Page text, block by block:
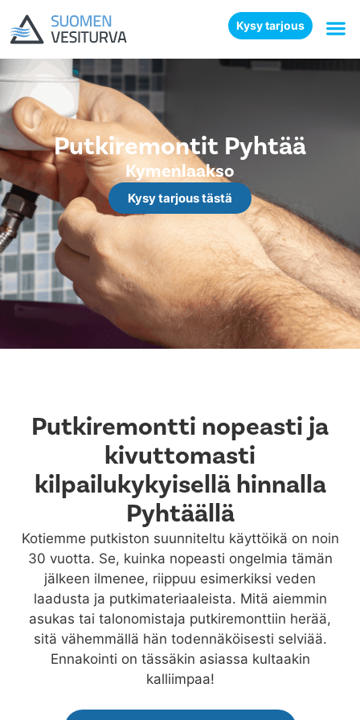
Kysy tarjous
Putkiremontit Pyhtää
Kymenlaakso
Kysy tarjous tästä
Putkiremontti nopeasti ja
kivuttomasti
kilpailukykyisellä hinnalla
Pyhtäällä
Kotiemme putkiston suunniteltu käyttöikä on noin
30 vuotta. Se, kuinka nopeasti ongelmia tämän
jälkeen ilmenee, riippuu esimerkiksi veden
laadusta ja putkimateriaaleista. Mitä aiemmin
asukas tai talonomistaja putkiremonttiin herää,
sitä vähemmällä hän todennäköisesti selviää.
Ennakointi on tässäkin asiassa kultaakin
kalliimpaa!